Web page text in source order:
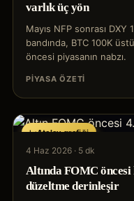
varlık üç yön
Mayıs NFP sonrası
bandında, BTC 100K
öncesi piyasanın nabzı.
PIYASA ÖZETI
Atalay grafiği
4 Haz 2026 · 5 dk
Altında FOMC
düzeltme derinleşir